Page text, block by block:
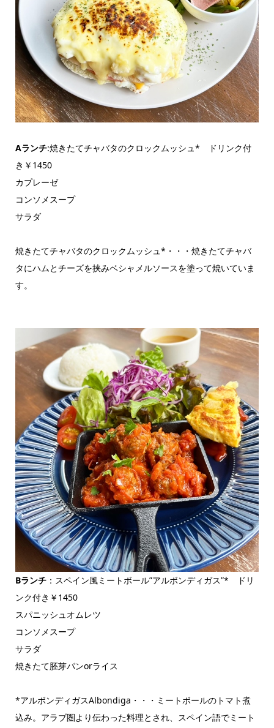
Aランチ:焼きたてチャバタのクロックムッシュ* ドリンク付
き￥1450
カプレーゼ
コンソメスープ
サラダ
焼きたてチャバタのクロックムッシュ*・・・焼きたてチャバ
タにハムとチーズを挟みベシャメルソースを塗って焼いていま
す。
Bランチ：スペイン風ミートボール”アルボンディガス”* ドリ
ンク付き￥1450
スパニッシュオムレツ
コンソメスープ
サラダ
焼きたて胚芽パンorライス
*アルボンディガスAlbondiga・・・ミートボールのトマト煮
込み。アラブ圏より伝わった料理とされ、スペイン語でミート